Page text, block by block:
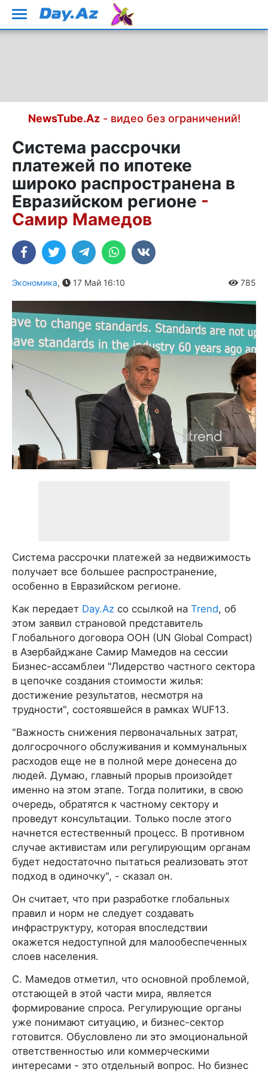
NewsTube.Az- видео без ограничений!
Система рассрочки
платежей по ипотеке
широко распространена в
Евразийском регионе -
Самир Мамедов
Экономика, 17 Май 16:10 785
Система рассрочки платежей за недвижимость
получает все большее распространение,
особенно в Евразийском регионе.
Как передает Day.Az со ссылкой на Trend, об
этом заявил страновой представитель
Глобального договора ООН (UN Global Compact)
в Азербайджане Самир Мамедов на сессии
Бизнес-ассамблеи "Лидерство частного сектора
в цепочке создания стоимости жилья:
достижение результатов, несмотря на
трудности", состоявшейся в рамках WUF13.
"Важность снижения первоначальных затрат,
долгосрочного обслуживания и коммунальных
расходов еще не в полной мере донесена до
людей. Думаю, главный прорыв произойдет
именно на этом этапе. Тогда политики, в свою
очередь, обратятся к частному сектору и
проведут консультации. Только после этого
начнется естественный процесс. В противном
случае активистам или регулирующим органам
будет недостаточно пытаться реализовать этот
подход в одиночку", - сказал он.
Он считает, что при разработке глобальных
правил и норм не следует создавать
инфраструктуру, которая впоследствии
окажется недоступной для малообеспеченных
слоев населения.
С. Мамедов отметил, что основной проблемой,
отстающей в этой части мира, является
формирование спроса. Регулирующие органы
уже понимают ситуацию, и бизнес-сектор
готовится. Обусловлено ли это эмоциональной
ответственностью или коммерческими
интересами - это отдельный вопрос. Но бизнес